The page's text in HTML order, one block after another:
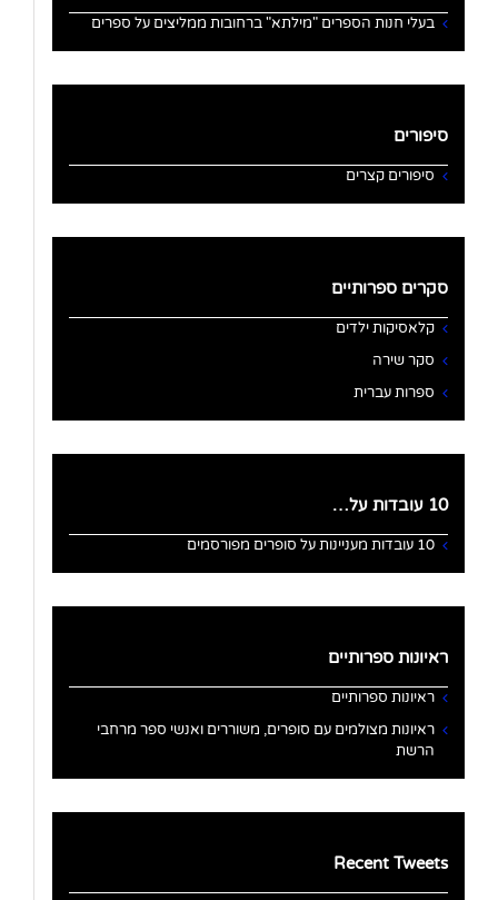
בעלי חנות הספרים "מילתא" ברחובות ממליצים על ספרים
סיפורים
סיפורים קצרים
סקרים ספרותיים
קלאסיקות ילדים
סקר שירה
ספרות עברית
10 עובדות על…
10 עובדות מעניינות על סופרים מפורסמים
ראיונות ספרותיים
ראיונות ספרותיים
ראיונות מצולמים עם סופרים, משוררים ואנשי ספר מרחבי
הרשת
Recent Tweets